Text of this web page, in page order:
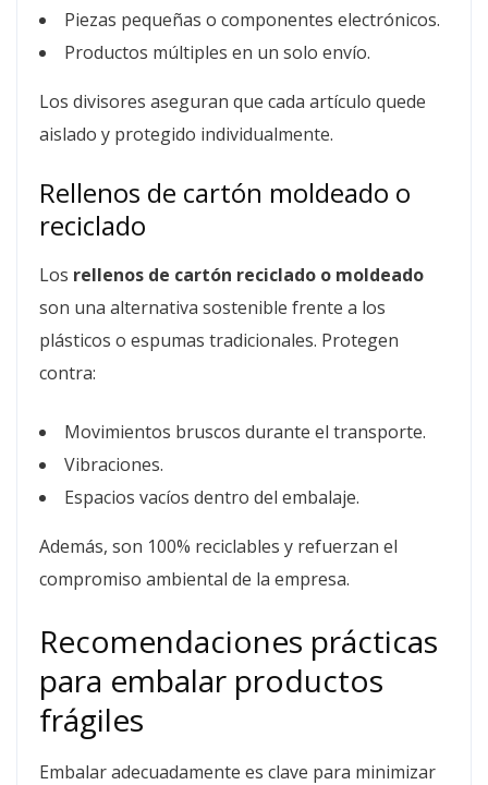
Piezas pequeñas o componentes electrónicos.
Productos múltiples en un solo envío.
Los divisores aseguran que cada artículo quede
aislado y protegido individualmente.
Rellenos de cartón moldeado o
reciclado
Los rellenos de cartón reciclado o moldeado
son una alternativa sostenible frente a los
plásticos o espumas tradicionales. Protegen
contra:
Movimientos bruscos durante el transporte.
Vibraciones.
Espacios vacíos dentro del embalaje.
Además, son 100% reciclables y refuerzan el
compromiso ambiental de la empresa.
Recomendaciones prácticas
para embalar productos
frágiles
Embalar adecuadamente es clave para minimizar